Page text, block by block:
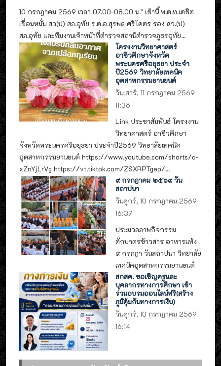
10 กรกฎาคม 2569 เวลา 07.00-08.00 น." เช้านี้ พ.ต.ท.เตชิต
เขื่อนหมั่น สว(ป) สภ.อุทัย ร.ต.อ.สุรพล ศรีโคตร รอง สว.(ป)
สภ.อุทัย และทีมงานเจ้าหน้าที่ตำรวจสถานีตำรวจภูธรอุทัย...
โครงงานวิทยาศาสตร์
อาชีวศึกษาจังหวัด
พระนครศรีอยุธยา ประจำ
ปี2569 วิทยาลัยเทคนิค
อุตสาหกรรมยานยนต์
วันเสาร์, 11 กรกฎาคม 2569
11:36
Link ประชาสัมพันธ์ โครงงาน
วิทยาศาสตร์ อาชีวศึกษา
จังหวัดพระนครศรีอยุธยา ประจำปี2569 วิทยาลัยเทคนิค
อุตสาหกรรมยานยนต์ https://www.youtube.com/shorts/c-
xZnYjLrVg https://vt.tiktok.com/ZSXRPTgep/...
๙ กรกฎาคม ๒๕๖๙ วัน
สถาปนา
วันศุกร์, 10 กรกฎาคม 2569
16:37
ประมวลภาพกิจกรรม
ตักบาตรข้าวสาร อาหารแห้ง
๙ กรกฎา วันสถาปนา วิทยาลัย
เทคนิคอุตสาหกรรมยานยนต์
สกสค. ขอเชิญครูและ
บุคลากรทางการศึกษา เข้า
ร่วมอบรมออนไลน์ฟรี(สร้าง
ภูมิคุ้มกันทางการเงิน)
วันศุกร์, 10 กรกฎาคม 2569
16:14